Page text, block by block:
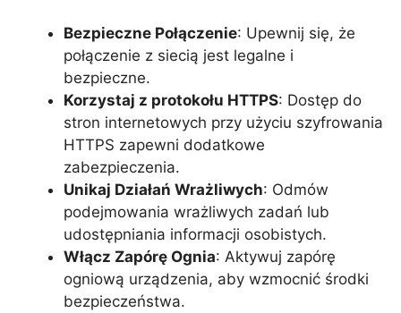
Bezpieczne Połączenie: Upewnij się, że
połączenie z siecią jest legalne i
bezpieczne.
Korzystaj z protokołu HTTPS: Dostęp do
stron internetowych przy użyciu szyfrowania
HTTPS zapewni dodatkowe
zabezpieczenia.
Unikaj Działań Wrażliwych: Odmów
podejmowania wrażliwych zadań lub
udostępniania informacji osobistych.
Włącz Zapórę Ognia: Aktywuj zapórę
ogniową urządzenia, aby wzmocnić środki
bezpieczeństwa.